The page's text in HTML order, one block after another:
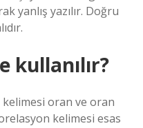
yanlış yazılır. Doğru
kullanılır?
oran ve oran
kelimesi esas